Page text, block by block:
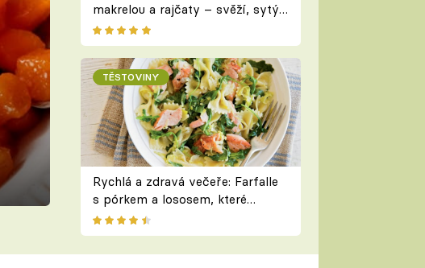
makrelou a rajčaty – svěží, sytý
a připravený během chvilky
TĚSTOVINY
Rychlá a zdravá večeře: Farfalle
s pórkem a lososem, které
zvládnete do 30 minut